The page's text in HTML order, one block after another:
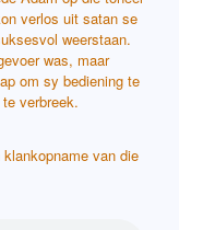
verlos uit satan se
weerstaan.
was, maar
om sy bediening te
verbreek.
van die